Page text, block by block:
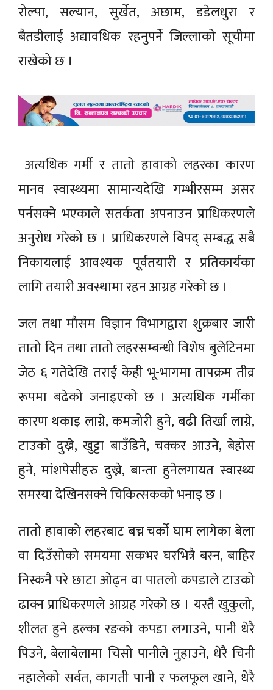
रोल्पा, सल्यान, सुर्खेत, अछाम, डडेलधुरा र
बैतडीलाई अद्यावधिक रहनुपर्ने जिल्लाको सूचीमा
राखेको छ ।
अत्यधिक गर्मी र तातो हावाको लहरका कारण
मानव स्वास्थ्यमा सामान्यदेखि गम्भीरसम्म असर
पर्नसक्ने भएकाले सतर्कता अपनाउन प्राधिकरणले
अनुरोध गरेको छ । प्राधिकरणले विपद् सम्बद्ध सबै
निकायलाई आवश्यक पूर्वतयारी र प्रतिकार्यका
लागि तयारी अवस्थामा रहन आग्रह गरेको छ ।
जल तथा मौसम विज्ञान विभागद्वारा शुक्रबार जारी
तातो दिन तथा तातो लहरसम्बन्धी विशेष बुलेटिनमा
जेठ ६ गतेदेखि तराई केही भू-भागमा तापक्रम तीव्र
रूपमा बढेको जनाइएको छ । अत्यधिक गर्मीका
कारण थकाइ लाग्ने, कमजोरी हुने, बढी तिर्खा लाग्ने,
टाउको दुख्ने, खुट्टा बाउँडिने, चक्कर आउने, बेहोस
हुने, मांशपेसीहरु दुख्ने, बान्ता हुनेलगायत स्वास्थ्य
समस्या देखिनसक्ने चिकित्सकको भनाइ छ ।
तातो हावाको लहरबाट बच्न चर्को घाम लागेका बेला
वा दिउँसोको समयमा सकभर घरभित्रै बस्न, बाहिर
निस्कनै परे छाटा ओढ्न वा पातलो कपडाले टाउको
ढाक्न प्राधिकरणले आग्रह गरेको छ । यस्तै खुकुलो,
शीलत हुने हल्का रङको कपडा लगाउने, पानी धेरै
पिउने, बेलाबेलामा चिसो पानीले नुहाउने, धेरै चिनी
नहालेको सर्वत, कागती पानी र फलफूल खाने, धेरै